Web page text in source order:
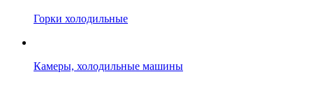
Горки холодильные
Камеры, холодильные машины